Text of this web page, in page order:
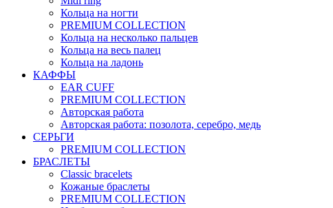
Кольца на ногти
PREMIUM COLLECTION
Кольца на несколько пальцев
Кольца на весь палец
Кольца на ладонь
КАФФЫ
EAR CUFF
PREMIUM COLLECTION
Авторская работа
Авторская работа: позолота, серебро, медь
СЕРЬГИ
PREMIUM COLLECTION
БРАСЛЕТЫ
Classic bracelets
Кожаные браслеты
PREMIUM COLLECTION